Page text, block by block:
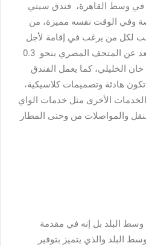
وسط القاهرة، فندق سيتي
وفي الوقت نفسه مميزة، من
لكل من يرغب في إقامة لأجل
التسوق والسياحة، حيث أنه يبعد عن المتحف المصري بنحو 0.3
من شارع خان الخليلي، كما يعمل الفندق
هادئة وتصميمات كلاسيكية،
الأخرى مثل خدمات الواي
والمواصلات من وحتى المطار
البلد بل إنه في مقدمة
البلد والذي يتميز بتوفير